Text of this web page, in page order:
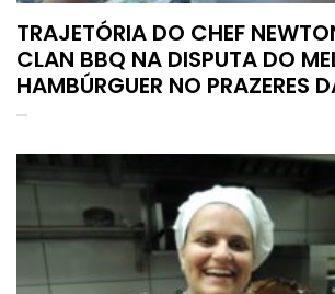
TRAJETÓRIA DO CHEF
CLAN BBQ NA DISPUTA DO
HAMBÚRGUER NO PRAZERES